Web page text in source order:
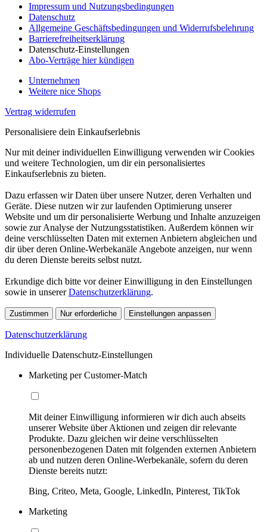
Impressum und Nutzungsbedingungen
Datenschutz
Allgemeine Geschäftsbedingungen und Widerrufsbelehrung
Barrierefreiheitserklärung
Datenschutz-Einstellungen
Abo-Verträge hier kündigen
Unternehmen
Weitere nice Shops
Vertrag widerrufen
Personalisiere dein Einkaufserlebnis
Nur mit deiner individuellen Einwilligung verwenden wir Cookies
und weitere Technologien, um dir ein personalisiertes
Einkaufserlebnis zu bieten.
Dazu erfassen wir Daten über unsere Nutzer, deren Verhalten und
Geräte. Diese nutzen wir zur laufenden Optimierung unserer
Website und um dir personalisierte Werbung und Inhalte anzuzeigen
sowie zur Analyse der Nutzungsstatistiken. Außerdem können wir
deine verschlüsselten Daten mit externen Anbietern abgleichen und
dir über deren Online-Werbekanäle Angebote anzeigen, nur wenn
du deren Dienste bereits selbst nutzt.
Erkundige dich bitte vor deiner Einwilligung in den Einstellungen
sowie in unsererDatenschutzerklärung.
Zustimmen Nur erforderliche Einstellungen anpassen
Datenschutzerklärung
Individuelle Datenschutz-Einstellungen
Marketing per Customer-Match
Mit deiner Einwilligung informieren wir dich auch abseits
unserer Website über Aktionen und zeigen dir relevante
Produkte. Dazu gleichen wir deine verschlüsselten
personenbezogenen Daten mit folgenden externen Anbietern
ab und nutzen deren Online-Werbekanäle, sofern du deren
Dienste bereits nutzt:
Bing, Criteo, Meta, Google, LinkedIn, Pinterest, TikTok
Marketing